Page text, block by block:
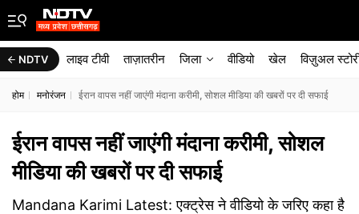
NDTV लाइव टीवी ताज़ातरीन जिला वीडियो खेल विज़ुअल
होम मनोरंजन ईरान वापस नहीं जाएंगी मंदाना करीमी, सोशल मीडिया की खबरों पर दी सफाई
ईरान वापस नहीं जाएंगी मंदाना करीमी, सोशल
मीडिया की खबरों पर दी सफाई
Mandana Karimi Latest: एक्ट्रेस ने वीडियो के जरिए कहा है